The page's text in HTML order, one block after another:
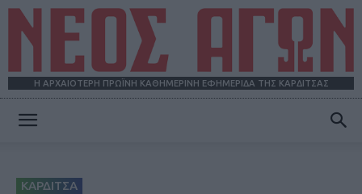
Η ΑΡΧΑΙΟΤΕΡΗ ΠΡΩΪΝΗ ΚΑΘΗΜΕΡΙΝΗ ΕΦΗΜΕΡΙΔΑ ΤΗΣ ΚΑΡΔΙΤΣΑΣ
ΚΑΡΔΙΤΣΑ